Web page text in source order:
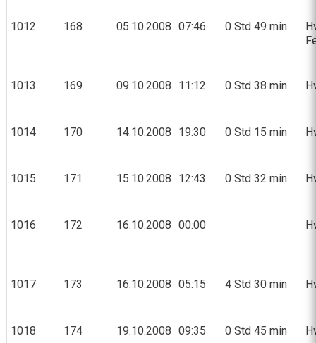
1012 168 05.10.2008 07:46 0 Std 49 min
1013 169 09.10.2008 11:12 0 Std 38 min
1014 170 14.10.2008 19:30 0 Std 15 min
1015 171 15.10.2008 12:43 0 Std 32 min
1016 172 16.10.2008 00:00
1017 173 16.10.2008 05:15 4 Std 30 min
1018 174 19.10.2008 09:35 0 Std 45 min